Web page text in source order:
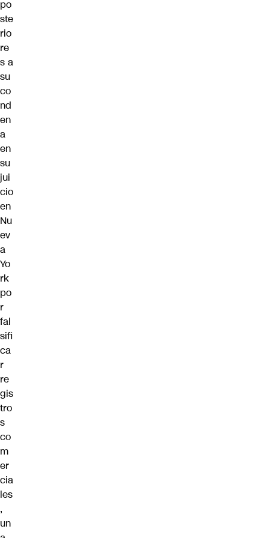
po
ste
rio
re
s a
su
co
nd
en
a
en
su
jui
cio
en
Nu
ev
a
Yo
rk
po
r
fal
sifi
ca
r
re
gis
tro
s
co
m
er
cia
les
,
un